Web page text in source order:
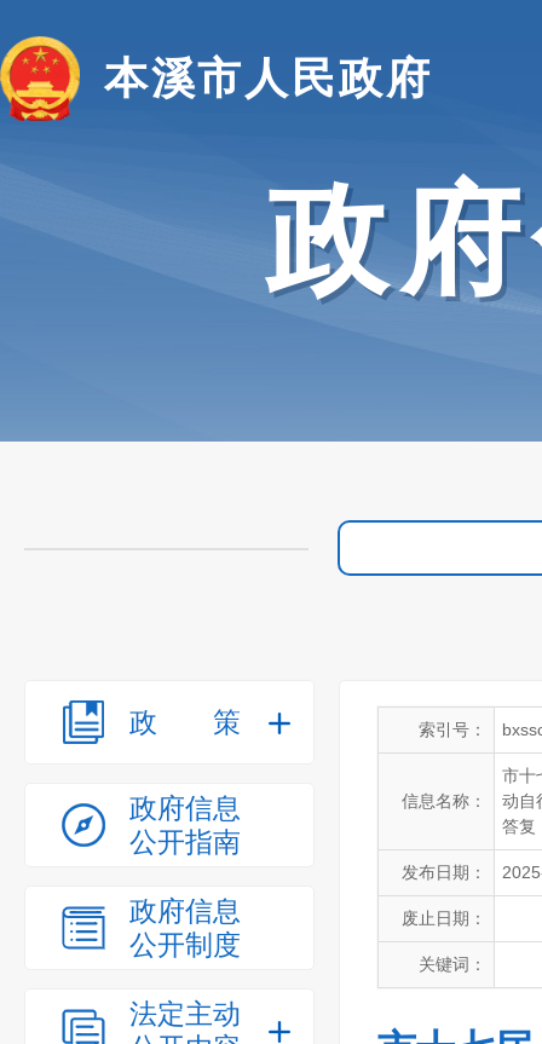
本溪市人民政府
政
政策
政府信息
公开指南
政府信息
公开制度
法定主动
索引号：
信息名称：
市十
动自
答复
发布日期：
废止日期：
关键词：